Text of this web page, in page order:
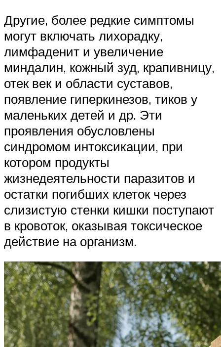
Другие, более редкие симптомы
могут включать лихорадку,
лимфаденит и увеличение
миндалин, кожный зуд, крапивницу,
отек век и области суставов,
появление гиперкинезов, тиков у
маленьких детей и др. Эти
проявления обусловлены
синдромом интоксикации, при
котором продукты
жизнедеятельности паразитов и
остатки погибших клеток через
слизистую стенки кишки поступают
в кровоток, оказывая токсическое
действие на организм.